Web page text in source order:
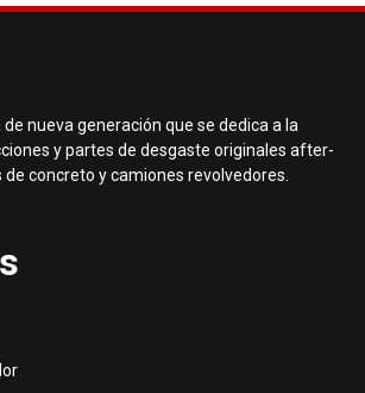
nueva generación que se dedica a la
y partes de desgaste originales after-
concreto y camiones revolvedores.